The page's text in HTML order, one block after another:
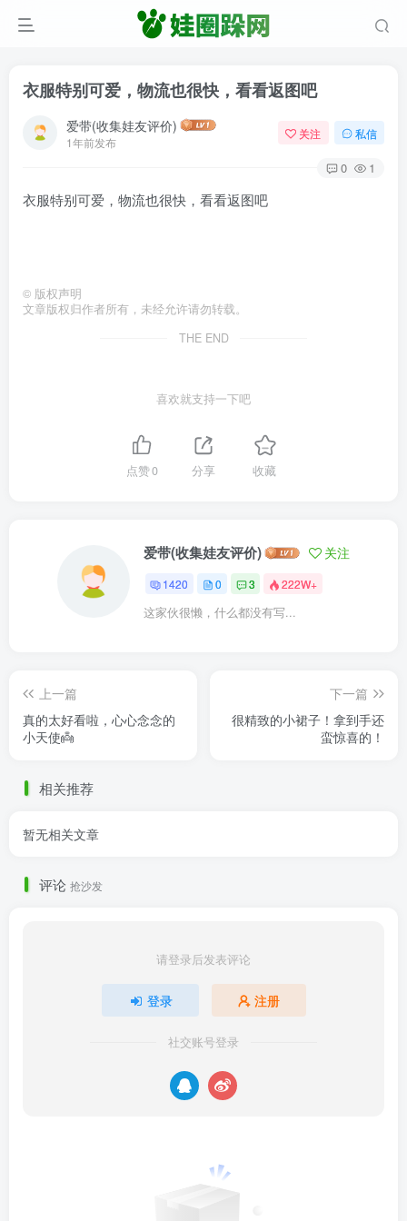
衣服特别可爱，物流也很快，看看返图吧
爱带(收集娃友评价)
1年前发布
关注 私信
0 1
衣服特别可爱，物流也很快，看看返图吧
© 版权声明
文章版权归作者所有，未经允许请勿转载。
THE END
喜欢就支持一下吧
点赞0 分享 收藏
爱带(收集娃友评价) 关注
1420 0 3 222W+
这家伙很懒，什么都没有写...
上一篇
真的太好看啦，心心念念的
小天使👼
下一篇
很精致的小裙子！拿到手还
蛮惊喜的！
相关推荐
暂无相关文章
评论 抢沙发
请登录后发表评论
登录 注册
社交账号登录